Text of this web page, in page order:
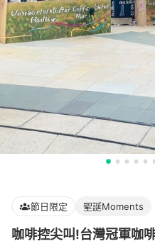
節日限定 聖誕Moments
咖啡控尖叫!台灣冠軍咖